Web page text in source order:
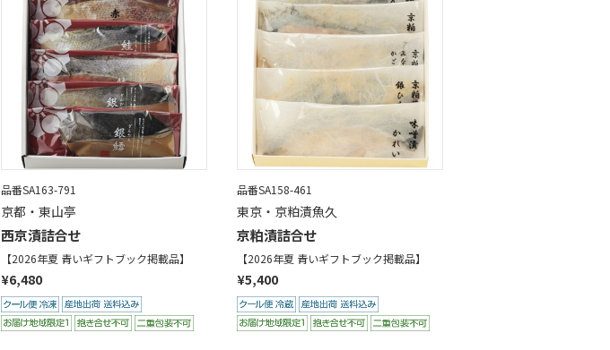
品番SA163-791
京都・東山亭
西京漬詰合せ
【2026年夏 青いギフトブック掲載品】
¥6,480
品番SA158-461
東京・京粕漬魚久
京粕漬詰合せ
【2026年夏 青いギフトブック掲載品】
¥5,400